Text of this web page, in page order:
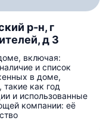
р-н, г
д 3
включая:
и список
в доме,
как год
и использованные
компании: её